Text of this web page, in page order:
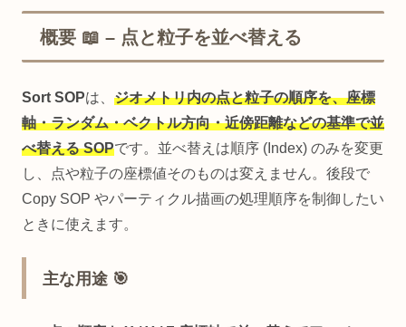
概要 📖 – 点と粒子を並べ替える
Sort SOPは、 ジオメトリ内の点と粒子の順序を、座標
軸・ランダム・ベクトル方向・近傍距離などの基準で並
べ替える SOPです。並べ替えは順序 (Index) のみを変更
し、点や粒子の座標値そのものは変えません。後段で
Copy SOP やパーティクル描画の処理順序を制御したい
ときに使えます。
主な用途 🎯